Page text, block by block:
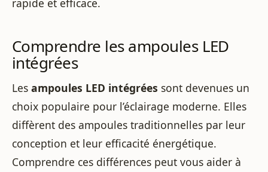
rapide et efficace.
Comprendre les ampoules LED
intégrées
Les ampoules LED intégrées sont devenues un
choix populaire pour l’éclairage moderne. Elles
diffèrent des ampoules traditionnelles par leur
conception et leur efficacité énergétique.
Comprendre ces différences peut vous aider à